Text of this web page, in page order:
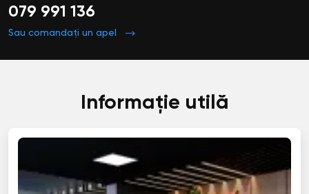
079 991 136
Sau comandați un apel
Informație utilă